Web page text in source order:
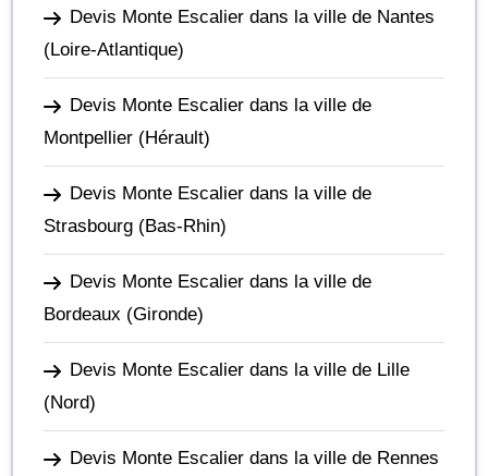
Devis Monte Escalier dans la ville de Nantes
(Loire-Atlantique)
Devis Monte Escalier dans la ville de
Montpellier (Hérault)
Devis Monte Escalier dans la ville de
Strasbourg (Bas-Rhin)
Devis Monte Escalier dans la ville de
Bordeaux (Gironde)
Devis Monte Escalier dans la ville de Lille
(Nord)
Devis Monte Escalier dans la ville de Rennes